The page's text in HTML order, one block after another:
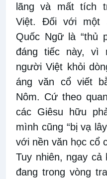
lãng và mất tích
Việt. Đối với một
Quốc Ngữ là “thủ
đáng tiếc này, vì
người Việt khỏi
áng văn cổ viết
Nôm. Cứ theo
các Giêsu hữu
mình cũng “bị vạ
với nền văn học cổ
Tuy nhiên, ngay cả
đang trong vòng